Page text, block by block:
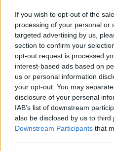
If you wish to opt-out of the
processing of your personal or
targeted advertising by us,
section to confirm your
opt-out request is processed
interest-based ads based on
us or personal information
your opt-out. You may
disclosure of your personal
IAB’s list of downstream
also be disclosed by us to third
Downstream Participants that
21-46 ετών λίγα
τους βρέθηκαν
κεραμικά αγγεία και
αντικείμενα, που
είχαν ανώτερη
αποκλείεται να ήταν
οικογένειας.
Από τον μεγαλύτερο
ένα τετραγωνισμένο
περίπου τριών
μπροστινό μέρος του